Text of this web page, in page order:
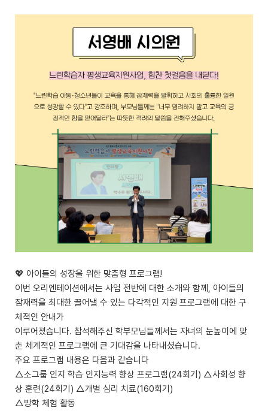
💖 아이들의 성장을 위한 맞춤형 프로그램!
이번 오리엔테이션에서는 사업 전반에 대한 소개와 함께, 아이들의
잠재력을 최대한 끌어낼 수 있는 다각적인 지원 프로그램에 대한 구
체적인 안내가
이루어졌습니다. 참석해주신 학부모님들께서는 자녀의 눈높이에 맞
춘 체계적인 프로그램에 큰 기대감을 나타내셨습니다.
주요 프로그램 내용은 다음과 같습니다
△소그룹 인지 학습 인지능력 향상 프로그램(24회기) △사회성 향
상 훈련(24회기) △개별 심리 치료(160회기)
△방학 체험 활동